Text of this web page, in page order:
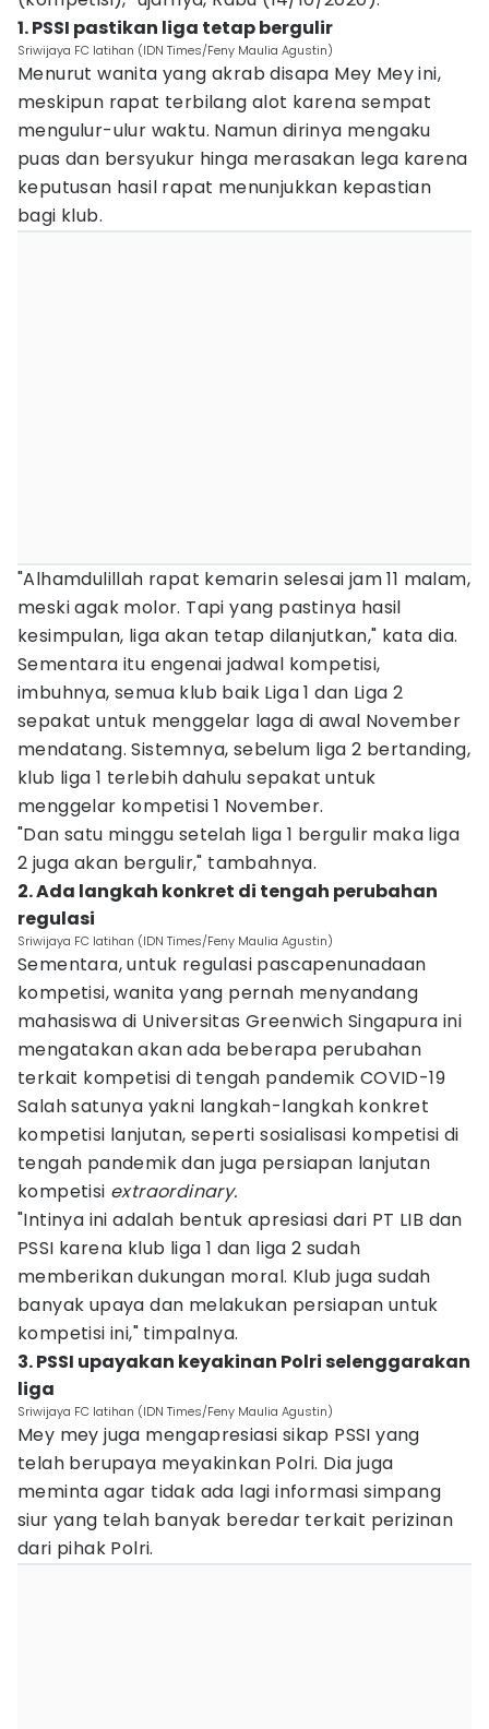
1. PSSI pastikan liga tetap bergulir
Sriwijaya FC latihan (IDN Times/Feny Maulia Agustin)
Menurut wanita yang akrab disapa Mey Mey ini,
meskipun rapat terbilang alot karena sempat
mengulur-ulur waktu. Namun dirinya mengaku
puas dan bersyukur hinga merasakan lega karena
keputusan hasil rapat menunjukkan kepastian
bagi klub.
"Alhamdulillah rapat kemarin selesai jam 11 malam,
meski agak molor. Tapi yang pastinya hasil
kesimpulan, liga akan tetap dilanjutkan," kata dia.
Sementara itu engenai jadwal kompetisi,
imbuhnya, semua klub baik Liga 1 dan Liga 2
sepakat untuk menggelar laga di awal November
mendatang. Sistemnya, sebelum liga 2 bertanding,
klub liga 1 terlebih dahulu sepakat untuk
menggelar kompetisi 1 November.
"Dan satu minggu setelah liga 1 bergulir maka liga
2 juga akan bergulir," tambahnya.
2. Ada langkah konkret di tengah perubahan
regulasi
Sriwijaya FC latihan (IDN Times/Feny Maulia Agustin)
Sementara, untuk regulasi pascapenunadaan
kompetisi, wanita yang pernah menyandang
mahasiswa di Universitas Greenwich Singapura ini
mengatakan akan ada beberapa perubahan
terkait kompetisi di tengah pandemik COVID-19
Salah satunya yakni langkah-langkah konkret
kompetisi lanjutan, seperti sosialisasi kompetisi di
tengah pandemik dan juga persiapan lanjutan
kompetisi extraordinary.
"Intinya ini adalah bentuk apresiasi dari PT LIB dan
PSSI karena klub liga 1 dan liga 2 sudah
memberikan dukungan moral. Klub juga sudah
banyak upaya dan melakukan persiapan untuk
kompetisi ini," timpalnya.
3. PSSI upayakan keyakinan Polri selenggarakan
liga
Sriwijaya FC latihan (IDN Times/Feny Maulia Agustin)
Mey mey juga mengapresiasi sikap PSSI yang
telah berupaya meyakinkan Polri. Dia juga
meminta agar tidak ada lagi informasi simpang
siur yang telah banyak beredar terkait perizinan
dari pihak Polri.